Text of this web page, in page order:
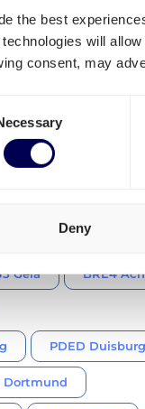
the best
will
consent, may
Deny
Hersfeld
MUC3 Graben
& WRO5 Halle
Gera BRE4
PDED Duisburg
Dortmund